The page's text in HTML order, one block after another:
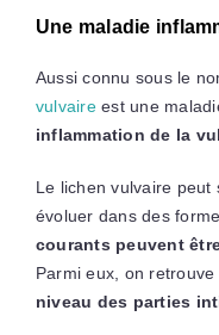
Une maladie
Aussi connu sous le
vulvaireest une
inflammation de la
Le lichen vulvaire
évoluer dans des
courants peuvent
Parmi eux, on
niveau des parties